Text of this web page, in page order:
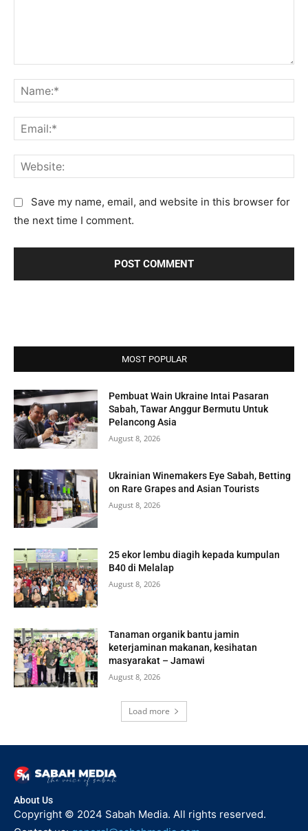
m
e
t
:
a
e
:
*
m
ie
Save my name, email, and website in this browser for
the next time I comment.
MOST POPULAR
Pembuat Wain Ukraine Intai Pasaran
Sabah, Tawar Anggur Bermutu Untuk
Pelancong Asia
August 8, 2026
Ukrainian Winemakers Eye Sabah, Betting
on Rare Grapes and Asian Tourists
August 8, 2026
25 ekor lembu diagih kepada kumpulan
B40 di Melalap
August 8, 2026
Tanaman organik bantu jamin
keterjaminan makanan, kesihatan
masyarakat – Jamawi
August 8, 2026
Load more
About Us
Copyright © 2024 Sabah Media. All rights reserved.